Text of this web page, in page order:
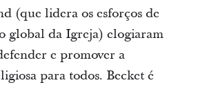
(que lidera os esforços de
global da Igreja) elogiaram
e promover a
para todos. Becket é